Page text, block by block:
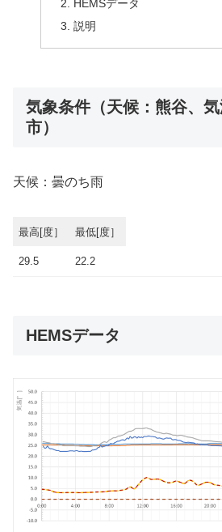
HEMSデータ
説明
気象条件（天候：熊谷、
市）
天候：曇のち雨
最高[度］ 最低[度］
29.5 22.2
HEMSデータ